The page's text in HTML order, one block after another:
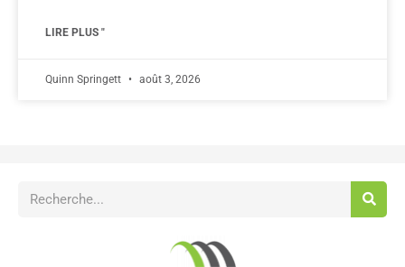
LIRE PLUS "
Quinn Springett août 3, 2026